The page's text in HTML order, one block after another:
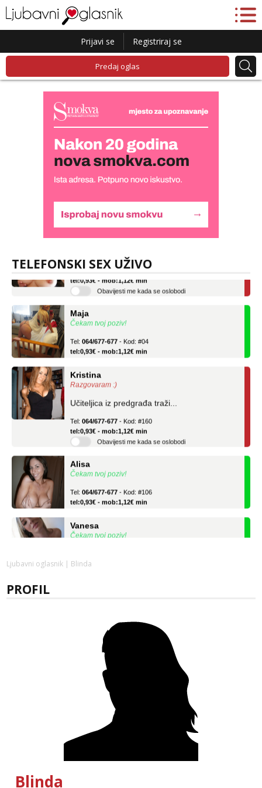
Prijavi se Registriraj se
Predaj oglas
TELEFONSKI SEX UŽIVO
Liliana
Tel: 064/677-677- Kod: #69
Obavijesti me kada se oslobodi
Maja
Čekam tvoj poziv!
Kristina
Razgovaram :)
Učiteljica iz predgrađa traži...
Obavijesti me kada se oslobodi
Alisa
Čekam tvoj poziv!
Vanesa
Čekam tvoj poziv!
tel:0,93€ - mob:1,12€ min
tel:0,93€ - mob:1,12€ min
Obavijesti me kada se oslobodi
Čekam tvoj poziv!
064/677-677
tel:0,93€ - mob:1,12€ min
Razgovaram :)
Ljubavni oglasnik | Blinda
PROFIL
Blinda